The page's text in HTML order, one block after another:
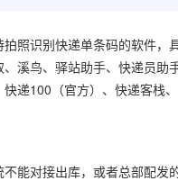
照识别快递单条码的软件
溪鸟、驿站助手、快递员
递100（官方）、快递客
能对接出库，或者总部配